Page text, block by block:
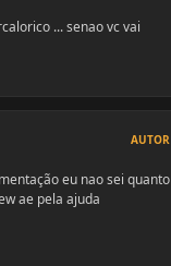
... senao vc vai
AUTOR
eu nao sei quanto
ae pela ajuda